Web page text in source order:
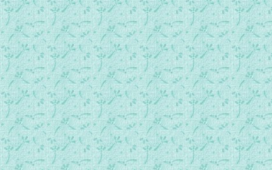
51.第三十篇：中阴救度密法的开示01.mp3
52.第三十篇：中阴救度密法的开示02.mp3
53.第三十篇：中阴救度密法的开示03.mp3
54.第三十篇：中阴救度密法的开示04.mp3
55.第三十一篇：长寿女神与空乐瑜伽.mp3
56.第三十二篇：道刚惹巴的故事.mp3
57.第三十三篇：二大成就者之会晤.mp3
58.第三十四篇：米拉日巴于佛学家的辩论01.mp3